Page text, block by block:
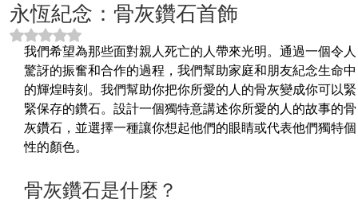
永恆紀念：骨灰鑽石首飾
評等為 NaN（最高為 5 顆星）。
我們希望為那些面對親人死亡的人帶來光明。通過一個令人
驚訝的振奮和合作的過程，我們幫助家庭和朋友紀念生命中
的輝煌時刻。我們幫助你把你所愛的人的骨灰變成你可以緊
緊保存的鑽石。設計一個獨特意講述你所愛的人的故事的骨
灰鑽石，並選擇一種讓你想起他們的眼睛或代表他們獨特個
性的顏色。
骨灰鑽石是什麼？